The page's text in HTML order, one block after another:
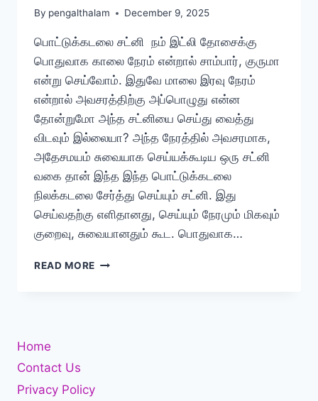
By pengalthalam December 9, 2025
பொட்டுக்கடலை சட்னி நம் இட்லி தோசைக்கு
பொதுவாக காலை நேரம் என்றால் சாம்பார், குருமா
என்று செய்வோம். இதுவே மாலை இரவு நேரம்
என்றால் அவசரத்திற்கு அப்பொழுது என்ன
தோன்றுமோ அந்த சட்னியை செய்து வைத்து
விடவும் இல்லையா? அந்த நேரத்தில் அவசரமாக,
அதேசமயம் சுவையாக செய்யக்கூடிய ஒரு சட்னி
வகை தான் இந்த இந்த பொட்டுக்கடலை
நிலக்கடலை சேர்த்து செய்யும் சட்னி. இது
செய்வதற்கு எளிதானது, செய்யும் நேரமும் மிகவும்
குறைவு, சுவையானதும் கூட. பொதுவாக…
READ MORE பொட்டுக்கடலை
Home
Contact Us
Privacy Policy